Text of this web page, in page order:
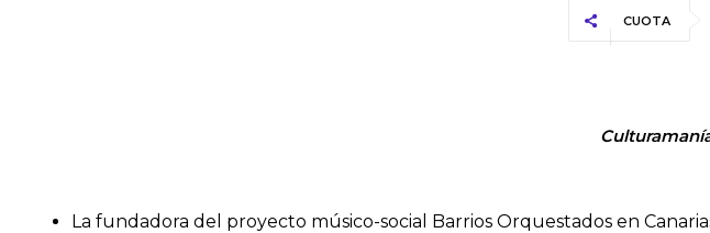
CUOTA
La fundadora del proyecto músico-social Barrios Orquestados en